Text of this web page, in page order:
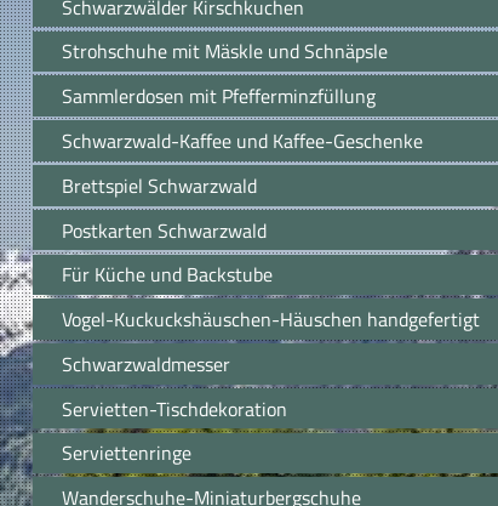
Schwarzwälder Kirschkuchen
Strohschuhe mit Mäskle und Schnäpsle
Sammlerdosen mit Pfefferminzfüllung
Schwarzwald-Kaffee und Kaffee-Geschenke
Brettspiel Schwarzwald
Postkarten Schwarzwald
Für Küche und Backstube
Vogel-Kuckuckshäuschen-Häuschen handgefertigt
Schwarzwaldmesser
Servietten-Tischdekoration
Serviettenringe
Wanderschuhe-Miniaturbergschuhe